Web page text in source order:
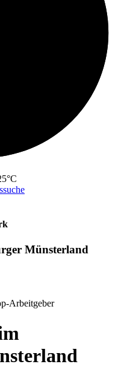
Münsterland
Arbeitgeber